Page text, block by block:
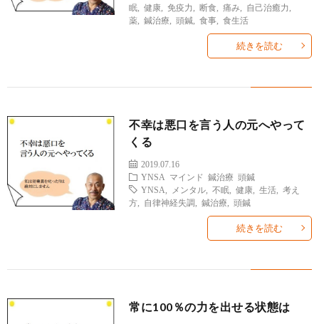
眠 ,健康 ,免疫力 ,断食 ,痛み 自己治癒力
薬 ,鍼治療 ,頭鍼 ,食事 ,食生活
続きを読む
不幸は悪口を言う人の元へやって
くる
2019.07.16
YNSA
マインド 鍼治療
頭鍼
YNSA
メンタル ,不眠 ,健康 ,生活 ,考え
方
自律神経失調 ,鍼治療 ,頭鍼
続きを読む
常に100％の力を出せる状態は